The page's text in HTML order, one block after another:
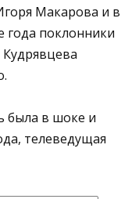
Макарова и в
года поклонники
была в шоке и
телеведущая